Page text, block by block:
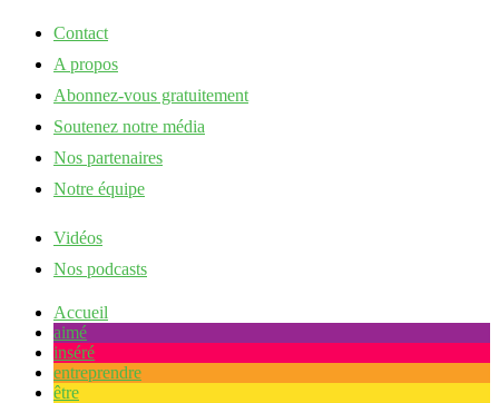
Contact
A propos
Abonnez-vous gratuitement
Soutenez notre média
Nos partenaires
Notre équipe
Vidéos
Nos podcasts
Accueil
aimé
inséré
entreprendre
être